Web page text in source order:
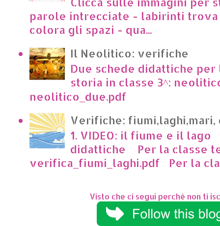
parole intrecciate - labirinti
colora gli spazi - qua...
Il Neolitico: verifiche
Due schede didattiche
storia in classe 3^:
neolitico_due.pdf
Verifiche: fiumi,laghi,mari,
1. VIDEO: il fiume e il lago
didattiche Per la classe
verifica_fiumi_laghi.pdf Per la
Visto che ci segui perchè non ti